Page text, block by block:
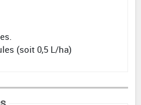
(soit 0,5 L/ha)